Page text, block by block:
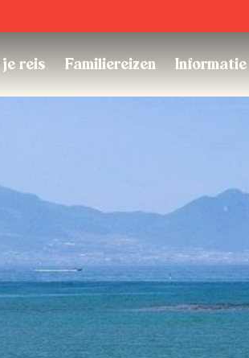
reis Familiereizen Informatie